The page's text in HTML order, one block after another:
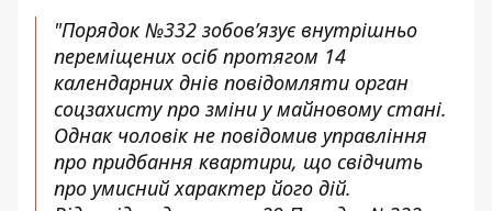
"Порядок №332 зобов’язує внутрішньо
переміщених осіб протягом 14
календарних днів повідомляти орган
соцзахисту про зміни у майновому стані.
Однак чоловік не повідомив управління
про придбання квартири, що свідчить
про умисний характер його дій.